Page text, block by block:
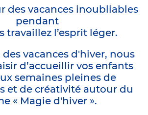
des vacances inoubliables
pendant
travaillez l’esprit léger.
des vacances d'hiver, nous
d’accueillir vos enfants
semaines pleines de
et de créativité autour du
« Magie d'hiver ».